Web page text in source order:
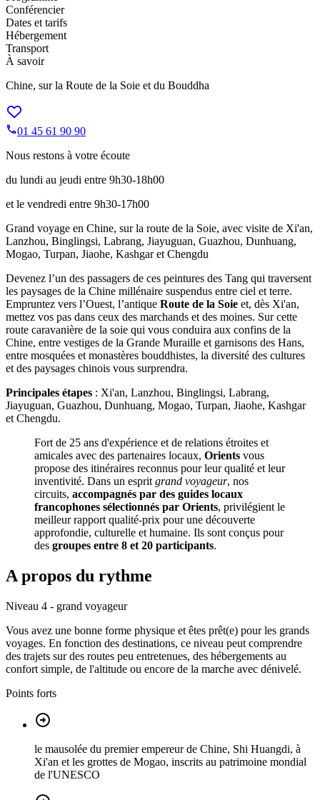
Conférencier
Dates et tarifs
Hébergement
Transport
À savoir
Chine, sur la Route de la Soie et du Bouddha
01 45 61 90 90
Nous restons à votre écoute
du lundi au jeudi entre 9h30-18h00
et le vendredi entre 9h30-17h00
Grand voyage en Chine, sur la route de la Soie, avec visite de Xi'an,
Lanzhou, Binglingsi, Labrang, Jiayuguan, Guazhou, Dunhuang,
Mogao, Turpan, Jiaohe, Kashgar et Chengdu
Devenez l’un des passagers de ces peintures des Tang qui traversent
les paysages de la Chine millénaire suspendus entre ciel et terre.
Empruntez vers l’Ouest, l’antique Route de la Soie et, dès Xi'an,
mettez vos pas dans ceux des marchands et des moines. Sur cette
route caravanière de la soie qui vous conduira aux confins de la
Chine, entre vestiges de la Grande Muraille et garnisons des Hans,
entre mosquées et monastères bouddhistes, la diversité des cultures
et des paysages chinois vous surprendra.
Principales étapes : Xi'an, Lanzhou, Binglingsi, Labrang,
Jiayuguan, Guazhou, Dunhuang, Mogao, Turpan, Jiaohe, Kashgar
et Chengdu.
Fort de 25 ans d'expérience et de relations étroites et
amicales avec des partenaires locaux, Orients vous
propose des itinéraires reconnus pour leur qualité et leur
inventivité. Dans un esprit grand voyageur, nos
circuits, accompagnés par des guides locaux
francophones sélectionnés par Orients, privilégient le
meilleur rapport qualité-prix pour une découverte
approfondie, culturelle et humaine. Ils sont conçus pour
des groupes entre 8 et 20 participants.
A propos du rythme
Niveau 4 - grand voyageur
Vous avez une bonne forme physique et êtes prêt(e) pour les grands
voyages. En fonction des destinations, ce niveau peut comprendre
des trajets sur des routes peu entretenues, des hébergements au
confort simple, de l'altitude ou encore de la marche avec dénivelé.
Points forts
le mausolée du premier empereur de Chine, Shi Huangdi, à
Xi'an et les grottes de Mogao, inscrits au patrimoine mondial
de l'UNESCO